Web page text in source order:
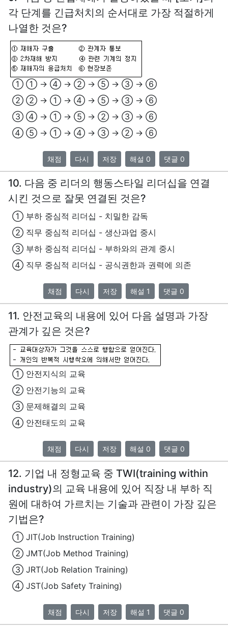
각 단계를 긴급처치의 순서대로 가장 적절하게
나열한 것은?
① ① → ④ → ② → ⑤ → ③ → ⑥
② ② → ① → ④ → ⑤ → ③ → ⑥
③ ④ → ① → ⑤ → ② → ③ → ⑥
④ ⑤ → ① → ④ → ③ → ② → ⑥
채점 다시 저장 해설 0 댓글 0
10. 다음 중 리더의 행동스타일 리더십을 연결
시킨 것으로 잘못 연결된 것은?
① 부하 중심적 리더십 - 치밀한 감독
② 직무 중심적 리더십 - 생산과업 중시
③ 부하 중심적 리더십 - 부하와의 관계 중시
④ 직무 중심적 리더십 - 공식권한과 권력에 의존
채점 다시 저장 해설 1 댓글 0
11. 안전교육의 내용에 있어 다음 설명과 가장
관계가 깊은 것은?
① 안전지식의 교육
② 안전기능의 교육
③ 문제해결의 교육
④ 안전태도의 교육
채점 다시 저장 해설 0 댓글 0
12. 기업 내 정형교육 중 TWI(training within
industry)의 교육 내용에 있어 직장 내 부하 직
원에 대하여 가르치는 기술과 관련이 가장 깊은
기법은?
① JIT(Job Instruction Training)
② JMT(Job Method Training)
③ JRT(Job Relation Training)
④ JST(Job Safety Training)
채점 다시 저장 해설 1 댓글 0